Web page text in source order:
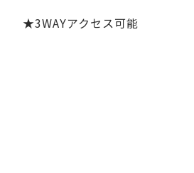
★3WAYアクセス可能